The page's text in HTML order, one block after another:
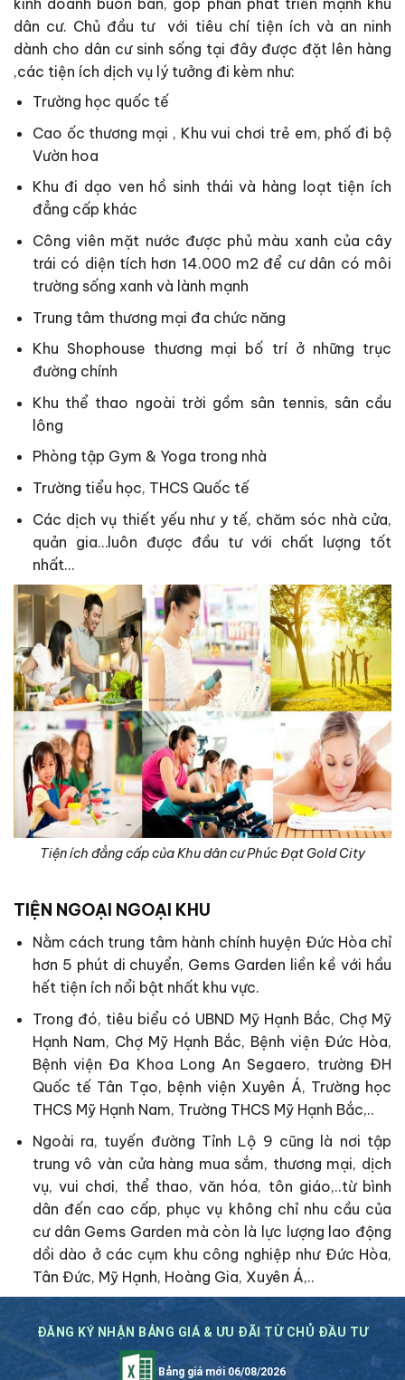
kinh doanh buôn bán, góp phần phát triển mạnh khu
dân cư. Chủ đầu tư với tiêu chí tiện ích và an ninh
dành cho dân cư sinh sống tại đây được đặt lên hàng
,các tiện ích dịch vụ lý tưởng đi kèm như:
Trường học quốc tế
Cao ốc thương mại , Khu vui chơi trẻ em, phố đi bộ
Vườn hoa
Khu đi dạo ven hồ sinh thái và hàng loạt tiện ích
đẳng cấp khác
Công viên mặt nước được phủ màu xanh của cây
trái có diện tích hơn 14.000 m2 để cư dân có môi
trường sống xanh và lành mạnh
Trung tâm thương mại đa chức năng
Khu Shophouse thương mại bố trí ở những trục
đường chính
Khu thể thao ngoài trời gồm sân tennis, sân cầu
lông
Phòng tập Gym & Yoga trong nhà
Trường tiểu học, THCS Quốc tế
Các dịch vụ thiết yếu như y tế, chăm sóc nhà cửa,
quản gia…luôn được đầu tư với chất lượng tốt
nhất…
Tiện ích đẳng cấp của Khu dân cư Phúc Đạt Gold City
TIỆN NGOẠI NGOẠI KHU
Nằm cách trung tâm hành chính huyện Đức Hòa chỉ
hơn 5 phút di chuyển, Gems Garden liền kề với hầu
hết tiện ích nổi bật nhất khu vực.
Trong đó, tiêu biểu có UBND Mỹ Hạnh Bắc, Chợ Mỹ
Hạnh Nam, Chợ Mỹ Hạnh Bắc, Bệnh viện Đức Hòa,
Bệnh viện Đa Khoa Long An Segaero, trường ĐH
Quốc tế Tân Tạo, bệnh viện Xuyên Á, Trường học
THCS Mỹ Hạnh Nam, Trường THCS Mỹ Hạnh Bắc,..
Ngoài ra, tuyến đường Tỉnh Lộ 9 cũng là nơi tập
trung vô vàn cửa hàng mua sắm, thương mại, dịch
vụ, vui chơi, thể thao, văn hóa, tôn giáo,..từ bình
dân đến cao cấp, phục vụ không chỉ nhu cầu của
cư dân Gems Garden mà còn là lực lượng lao động
dồi dào ở các cụm khu công nghiệp như Đức Hòa,
Tân Đức, Mỹ Hạnh, Hoàng Gia, Xuyên Á,..
ĐĂNG KÝ NHẬN BẢNG GIÁ & ƯU ĐÃI TỪ CHỦ ĐẦU TƯ
Bảng giá mới 06/08/2026